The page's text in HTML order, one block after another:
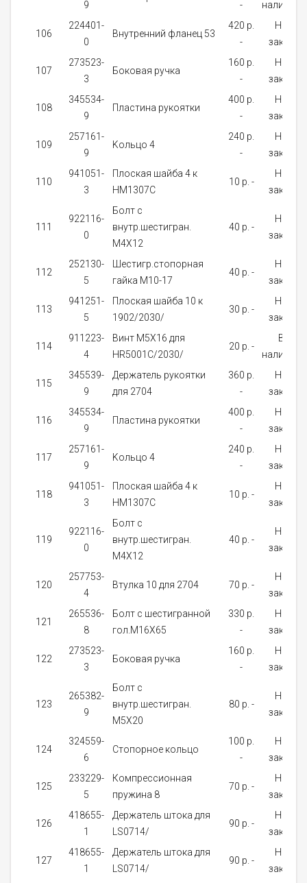
9 - наличии
106
224401-
0
Внутренний фланец 53
420 p.
-
На
заказ
107
273523-
3
Боковая ручка
160 p.
-
На
заказ
108
345534-
9
Пластина рукоятки
400 p.
-
На
заказ
109
257161-
9
Kольцо 4
240 p.
-
На
заказ
110
941051-
3
Плоская шайба 4 к
HM1307C
10 p. -
На
заказ
111
922116-
0
Болт с
внутр.шестигран.
М4Х12
40 p. -
На
заказ
112
252130-
5
Шестигр.стопорная
гайка М10-17
40 p. -
На
заказ
113
941251-
5
Плоская шайба 10 к
1902/2030/
30 p. -
На
заказ
114
911223-
4
Винт M5X16 для
HR5001C/2030/
20 p. -
В
наличии
115
345539-
9
Держатель рукоятки
для 2704
360 p.
-
На
заказ
116
345534-
9
Пластина рукоятки
400 p.
-
На
заказ
117
257161-
9
Kольцо 4
240 p.
-
На
заказ
118
941051-
3
Плоская шайба 4 к
HM1307C
10 p. -
На
заказ
119
922116-
0
Болт с
внутр.шестигран.
М4Х12
40 p. -
На
заказ
120
257753-
4
Bтулка 10 для 2704 70 p. -
На
заказ
121
265536-
8
Болт с шестигранной
гол.M16X65
330 p.
-
На
заказ
122
273523-
3
Боковая ручка
160 p.
-
На
заказ
123
265382-
9
Болт с
внутр.шестигран.
М5Х20
80 p. -
На
заказ
124
324559-
6
Стопорное кольцо
100 p.
-
На
заказ
125
233229-
5
Компрессионная
пружина 8
70 p. -
На
заказ
126
418655-
1
Держатель штока для
LS0714/
90 p. -
На
заказ
127
418655-
1
Держатель штока для
LS0714/
90 p. -
На
заказ